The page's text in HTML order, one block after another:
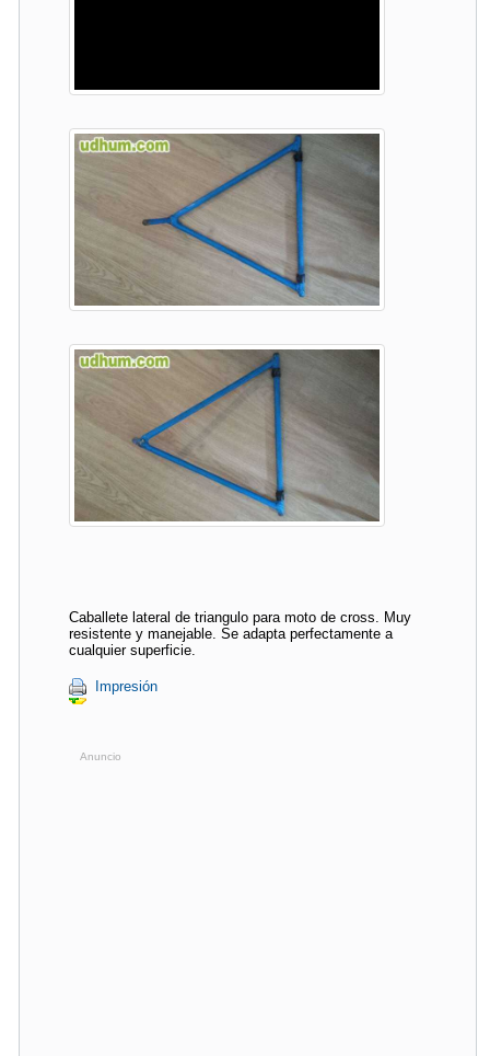
Caballete lateral de triangulo para moto de cross. Muy
resistente y manejable. Se adapta perfectamente a
cualquier superficie.
Impresión
Anuncio